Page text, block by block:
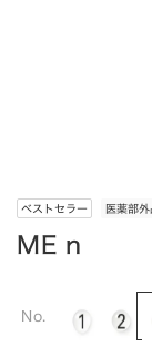
ベストセラー 医薬部外
ME n
No.